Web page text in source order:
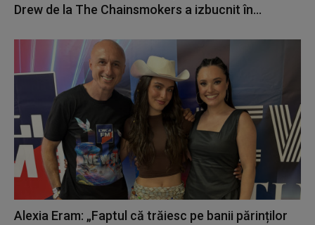
Drew de la The Chainsmokers a izbucnit în...
Alexia Eram: „Faptul că trăiesc pe banii părinților